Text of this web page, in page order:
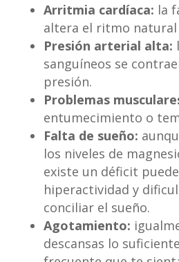
Arritmia cardíaca: la
altera el ritmo natural
Presión arterial alta:
sanguíneos se
presión.
Problemas
entumecimiento o
Falta de sueño:
los niveles de
existe un déficit
hiperactividad y
conciliar el sueño.
Agotamiento:
descansas lo